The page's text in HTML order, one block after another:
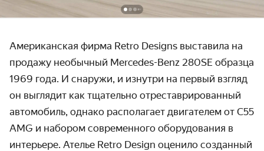
Американская фирма Retro Designs выставила на
продажу необычный Mercedes-Benz 280SE образца
1969 года. И снаружи, и изнутри на первый взгляд
он выглядит как тщательно отреставрированный
автомобиль, однако располагает двигателем от C55
AMG и набором современного оборудования в
интерьере. Ателье Retro Design оценило созданный